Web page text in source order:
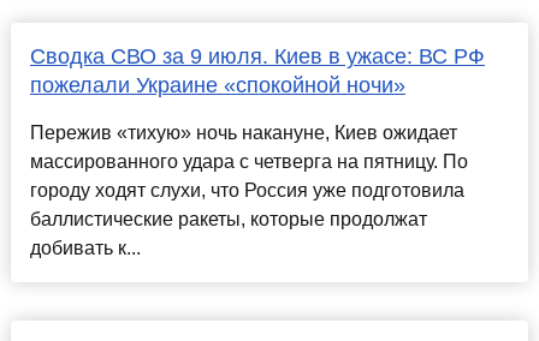
Сводка СВО за 9 июля. Киев в ужасе: ВС РФ
пожелали Украине «спокойной ночи»
Пережив «тихую» ночь накануне, Киев ожидает
массированного удара с четверга на пятницу. По
городу ходят слухи, что Россия уже подготовила
баллистические ракеты, которые продолжат
добивать к...